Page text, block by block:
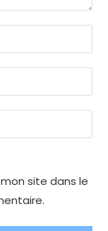
site dans le